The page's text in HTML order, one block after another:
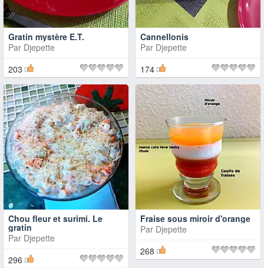
Gratin mystère E.T.
Par Djepette
203
Cannellonis
Par Djepette
174
Chou fleur et surimi. Le
gratin
Par Djepette
296
Fraise sous miroir d'orange
Par Djepette
268